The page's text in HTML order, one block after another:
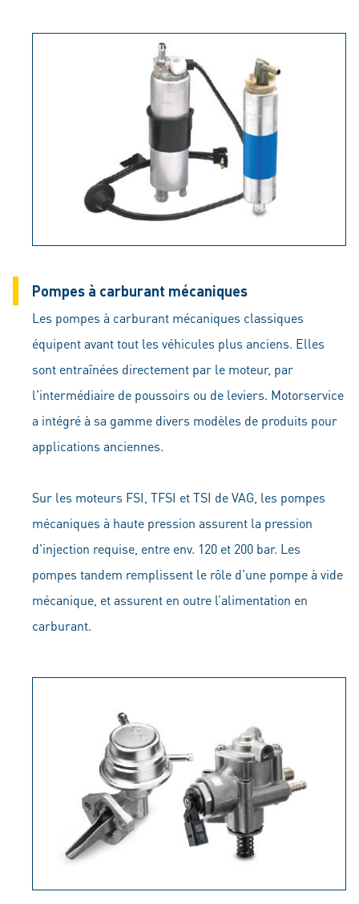
Pompes à carburant mécaniques
Les pompes à carburant mécaniques classiques
équipent avant tout les véhicules plus anciens. Elles
sont entraînées directement par le moteur, par
l'intermédiaire de poussoirs ou de leviers. Motorservice
a intégré à sa gamme divers modèles de produits pour
applications anciennes.
Sur les moteurs FSI, TFSI et TSI de VAG, les pompes
mécaniques à haute pression assurent la pression
d'injection requise, entre env. 120 et 200 bar. Les
pompes tandem remplissent le rôle d'une pompe à vide
mécanique, et assurent en outre l’alimentation en
carburant.